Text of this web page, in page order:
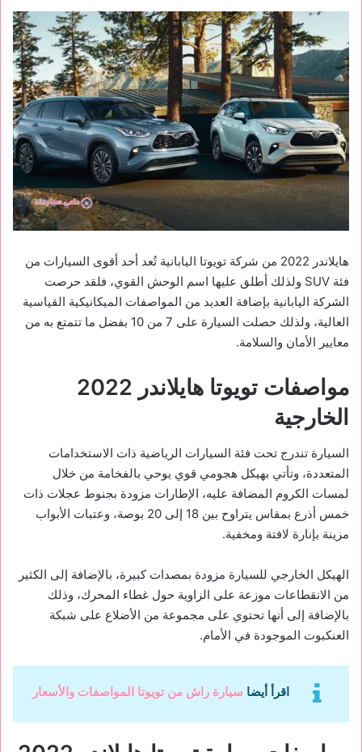
هايلاندر 2022 من شركة تويوتا اليابانية تُعد أحد أقوى السيارات من
فئة SUV ولذلك أطلق عليها اسم الوحش القوي، فلقد حرصت
الشركة اليابانية بإضافة العديد من المواصفات الميكانيكية القياسية
العالية، ولذلك حصلت السيارة على 7 من 10 بفضل ما تتمتع به من
معايير الأمان والسلامة.
مواصفات تويوتا هايلاندر 2022
الخارجية
السيارة تندرج تحت فئة السيارات الرياضية ذات الاستخدامات
المتعددة، وتأتي بهيكل هجومي قوي يوحي بالفخامة من خلال
لمسات الكروم المضافة عليه، الإطارات مزودة بجنوط عجلات ذات
خمس أذرع بمقاس يتراوح بين 18 إلى 20 بوصة، وعتبات الأبواب
مزينة بإنارة لافتة ومخفية.
الهيكل الخارجي للسيارة مزودة بمصدات كبيرة، بالإضافة إلى الكثير
من الانقطاعات موزعة على الزاوية حول غطاء المحرك، وذلك
بالإضافة إلى أنها تحتوي على مجموعة من الأضلاع على شبكة
العنكبوت الموجودة في الأمام.
اقرأ أيضا سيارة راش من تويوتا المواصفات والأسعار